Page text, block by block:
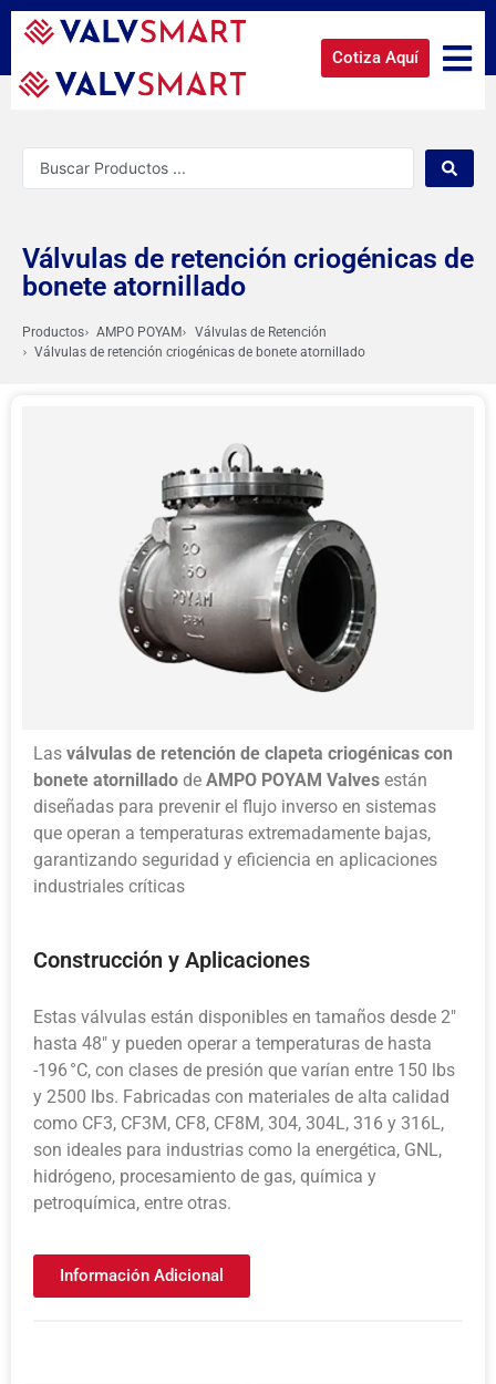
Cotiza Aquí
Válvulas de retención criogénicas de
bonete atornillado
Productos AMPO POYAM
Válvulas de Retención
Válvulas de retención criogénicas de bonete atornillado
Las válvulas de retención de clapeta criogénicas con
bonete atornillado de AMPO POYAM Valves están
diseñadas para prevenir el flujo inverso en sistemas
que operan a temperaturas extremadamente bajas,
garantizando seguridad y eficiencia en aplicaciones
industriales críticas
Construcción y Aplicaciones
Estas válvulas están disponibles en tamaños desde 2″
hasta 48″ y pueden operar a temperaturas de hasta
-196 °C, con clases de presión que varían entre 150 lbs
y 2500 lbs. Fabricadas con materiales de alta calidad
como CF3, CF3M, CF8, CF8M, 304, 304L, 316 y 316L,
son ideales para industrias como la energética, GNL,
hidrógeno, procesamiento de gas, química y
petroquímica, entre otras.
Información Adicional